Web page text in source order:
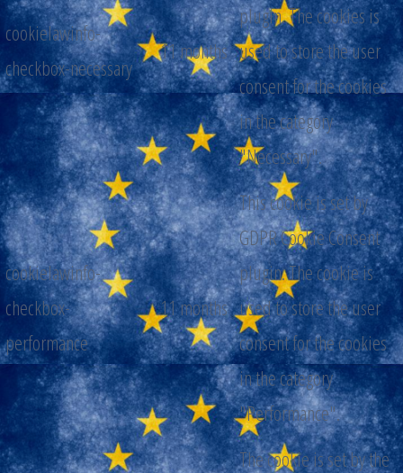
cookielawinfo-
checkbox-necessary
11 months
plugin. The cookies is
used to store the user
consent for the cookies
in the category
"Necessary".
cookielawinfo-
checkbox-
performance
11 months
This cookie is set by
GDPR Cookie Consent
plugin. The cookie is
used to store the user
consent for the cookies
in the category
"Performance".
The cookie is set by the